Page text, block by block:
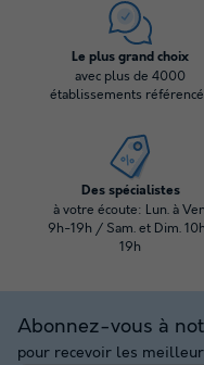
Le plus grand choix
avec plus de 4000
établissements
Des spécialistes
à votre écoute: Lun. à
9h-19h / Sam. et Dim.
19h
Abonnez-vous à
pour recevoir les